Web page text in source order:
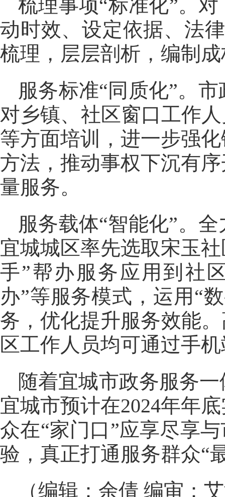
梳理事项“标准化”。
动时效、设定依据、法
梳理，层层剖析，编制
服务标准“同质化”。
对乡镇、社区窗口工作
等方面培训，进一步强
方法，推动事权下沉有
量服务。
服务载体“智能化”。
宜城城区率先选取宋玉
手”帮办服务应用到社
办”等服务模式，运用“
务，优化提升服务效能
区工作人员均可通过手
随着宜城市政务服务
宜城市预计在2024年年
众在“家门口”应享尽享
验，真正打通服务群众“
（编辑：余倩 编审：